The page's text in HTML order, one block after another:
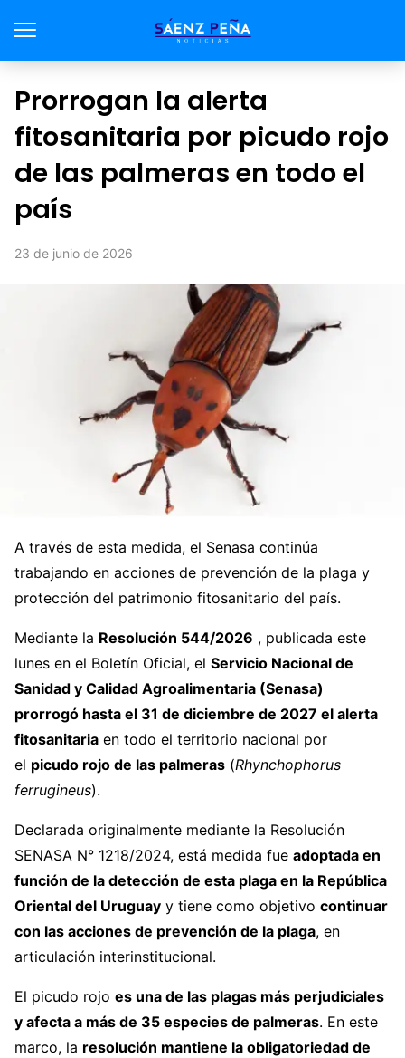
Prorrogan la alerta
fitosanitaria por picudo rojo
de las palmeras en todo el
país
23 de junio de 2026
A través de esta medida, el Senasa continúa
trabajando en acciones de prevención de la plaga y
protección del patrimonio fitosanitario del país.
Mediante la Resolución 544/2026 , publicada este
lunes en el Boletín Oficial, el Servicio Nacional de
Sanidad y Calidad Agroalimentaria (Senasa)
prorrogó hasta el 31 de diciembre de 2027 el alerta
fitosanitaria en todo el territorio nacional por
el picudo rojo de las palmeras (Rhynchophorus
ferrugineus).
Declarada originalmente mediante la Resolución
SENASA N° 1218/2024, está medida fue adoptada en
función de la detección de esta plaga en la República
Oriental del Uruguay y tiene como objetivo continuar
con las acciones de prevención de la plaga, en
articulación interinstitucional.
El picudo rojo es una de las plagas más perjudiciales
y afecta a más de 35 especies de palmeras. En este
marco, la resolución mantiene la obligatoriedad de